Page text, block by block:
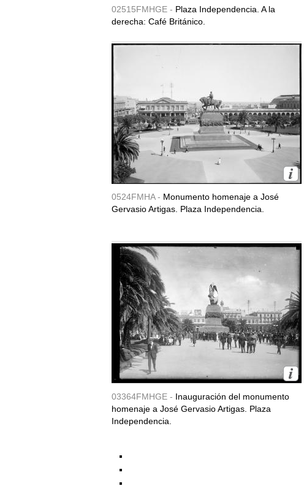
02515FMHGE - Plaza Independencia. A la
derecha: Café Británico.
0524FMHA - Monumento homenaje a José
Gervasio Artigas. Plaza Independencia.
03364FMHGE - Inauguración del monumento
homenaje a José Gervasio Artigas. Plaza
Independencia.